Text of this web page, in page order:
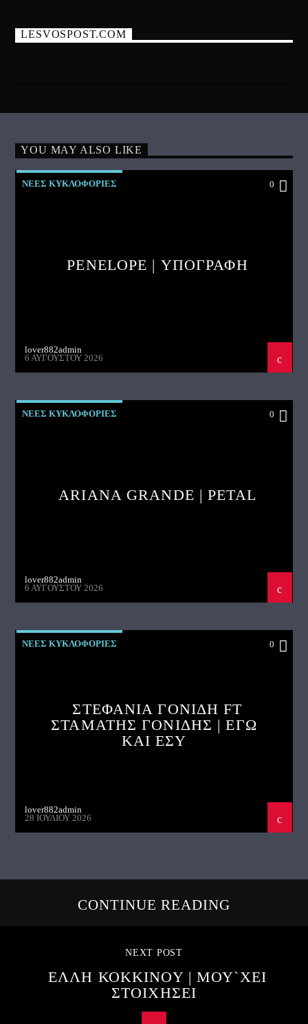
LESVOSPOST.COM
YOU MAY ALSO LIKE
ΝΕΕΣ ΚΥΚΛΟΦΟΡΙΕΣ 0
PENELOPE | ΥΠΟΓΡΑΦΗ
lover882admin
6 ΑΥΓΟΎΣΤΟΥ 2026
ΝΕΕΣ ΚΥΚΛΟΦΟΡΙΕΣ 0
ARIANA GRANDE | PETAL
lover882admin
6 ΑΥΓΟΎΣΤΟΥ 2026
ΝΕΕΣ ΚΥΚΛΟΦΟΡΙΕΣ 0
ΣΤΕΦΑΝΙΑ ΓΟΝΙΔΗ FT
ΣΤΑΜΑΤΗΣ ΓΟΝΙΔΗΣ | ΕΓΩ
ΚΑΙ ΕΣΥ
lover882admin
28 ΙΟΥΛΊΟΥ 2026
CONTINUE READING
NEXT POST
ΕΛΛΗ ΚΟΚΚΙΝΟΥ | ΜΟΥ`ΧΕΙ
ΣΤΟΙΧΗΣΕΙ